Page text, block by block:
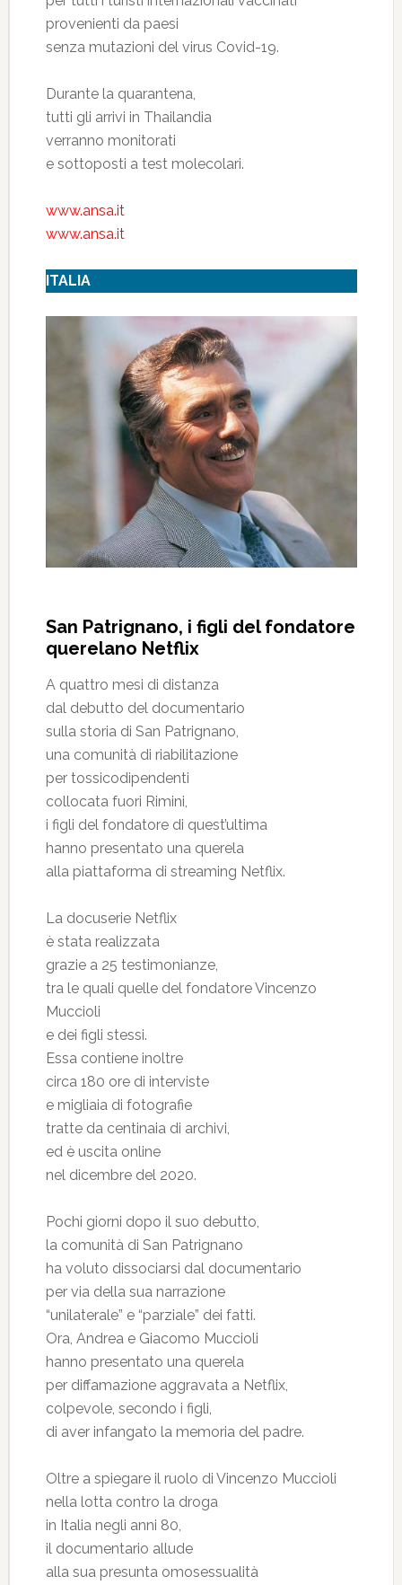
provenienti da paesi
senza mutazioni del virus Covid-19.
Durante la quarantena,
tutti gli arrivi in Thailandia
verranno monitorati
e sottoposti a test molecolari.
www.ansa.it
www.ansa.it
ITALIA
San Patrignano, i figli del fondatore
querelano Netflix
A quattro mesi di distanza
dal debutto del documentario
sulla storia di San Patrignano,
una comunità di riabilitazione
per tossicodipendenti
collocata fuori Rimini,
i figli del fondatore di quest’ultima
hanno presentato una querela
alla piattaforma di streaming Netflix.
La docuserie Netflix
è stata realizzata
grazie a 25 testimonianze,
tra le quali quelle del fondatore Vincenzo
Muccioli
e dei figli stessi.
Essa contiene inoltre
circa 180 ore di interviste
e migliaia di fotografie
tratte da centinaia di archivi,
ed è uscita online
nel dicembre del 2020.
Pochi giorni dopo il suo debutto,
la comunità di San Patrignano
ha voluto dissociarsi dal documentario
per via della sua narrazione
“unilaterale” e “parziale” dei fatti.
Ora, Andrea e Giacomo Muccioli
hanno presentato una querela
per diffamazione aggravata a Netflix,
colpevole, secondo i figli,
di aver infangato la memoria del padre.
Oltre a spiegare il ruolo di Vincenzo Muccioli
nella lotta contro la droga
in Italia negli anni 80,
il documentario allude
alla sua presunta omosessualità